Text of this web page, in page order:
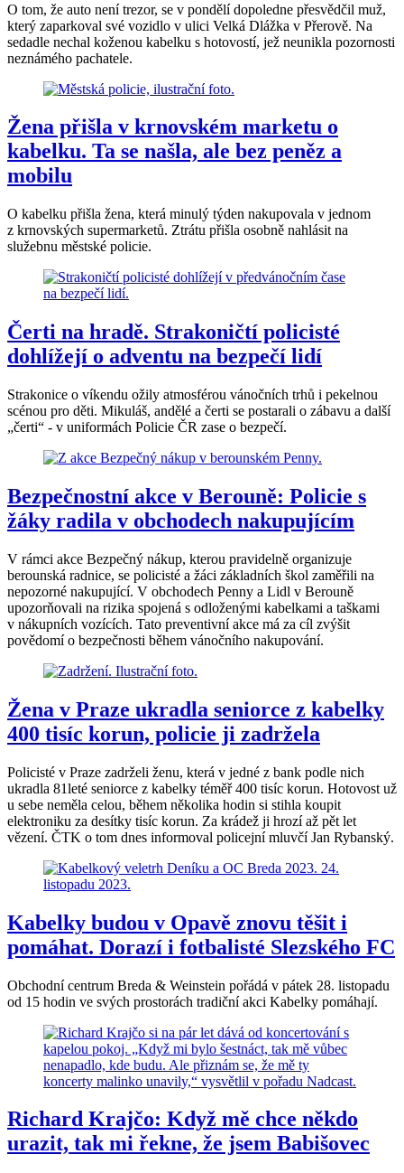
O tom, že auto není trezor, se v pondělí dopoledne přesvědčil muž,
který zaparkoval své vozidlo v ulici Velká Dlážka v Přerově. Na
sedadle nechal koženou kabelku s hotovostí, jež neunikla pozornosti
neznámého pachatele.
Žena přišla v krnovském marketu o
kabelku. Ta se našla, ale bez peněz a
mobilu
O kabelku přišla žena, která minulý týden nakupovala v jednom
z krnovských supermarketů. Ztrátu přišla osobně nahlásit na
služebnu městské policie.
Čerti na hradě. Strakoničtí policisté
dohlížejí o adventu na bezpečí lidí
Strakonice o víkendu ožily atmosférou vánočních trhů i pekelnou
scénou pro děti. Mikuláš, andělé a čerti se postarali o zábavu a další
„čerti“ - v uniformách Policie ČR zase o bezpečí.
Bezpečnostní akce v Berouně: Policie s
žáky radila v obchodech nakupujícím
V rámci akce Bezpečný nákup, kterou pravidelně organizuje
berounská radnice, se policisté a žáci základních škol zaměřili na
nepozorné nakupující. V obchodech Penny a Lidl v Berouně
upozorňovali na rizika spojená s odloženými kabelkami a taškami
v nákupních vozících. Tato preventivní akce má za cíl zvýšit
povědomí o bezpečnosti během vánočního nakupování.
Žena v Praze ukradla seniorce z kabelky
400 tisíc korun, policie ji zadržela
Policisté v Praze zadrželi ženu, která v jedné z bank podle nich
ukradla 81leté seniorce z kabelky téměř 400 tisíc korun. Hotovost už
u sebe neměla celou, během několika hodin si stihla koupit
elektroniku za desítky tisíc korun. Za krádež ji hrozí až pět let
vězení. ČTK o tom dnes informoval policejní mluvčí Jan Rybanský.
Kabelky budou v Opavě znovu těšit i
pomáhat. Dorazí i fotbalisté Slezského FC
Obchodní centrum Breda & Weinstein pořádá v pátek 28. listopadu
od 15 hodin ve svých prostorách tradiční akci Kabelky pomáhají.
Richard Krajčo: Když mě chce někdo
urazit, tak mi řekne, že jsem Babišovec